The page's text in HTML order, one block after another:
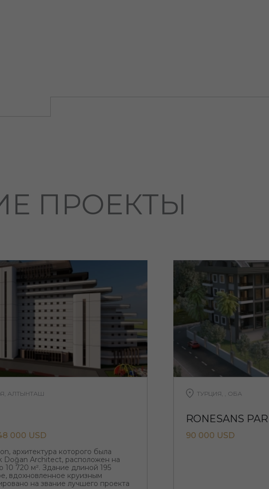
ПРОЕКТЫ
АЛТЫНТАШ
000 USD
архитектура которого была
Doğan Architect, расположен на
10 720 м². Здание длиной 195
вдохновленное круизным
на звание лучшего проекта
ТУРЦИЯ, , ОБА
RONESANS
90 000 USD